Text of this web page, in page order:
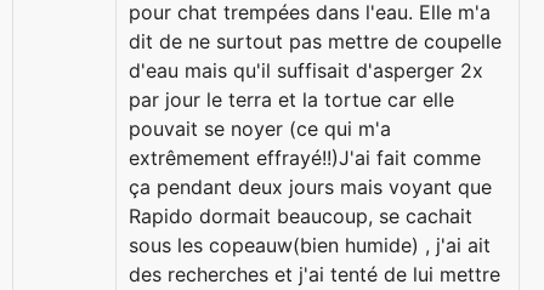
pour chat trempées dans l'eau. Elle m'a
dit de ne surtout pas mettre de coupelle
d'eau mais qu'il suffisait d'asperger 2x
par jour le terra et la tortue car elle
pouvait se noyer (ce qui m'a
extrêmement effrayé!!)J'ai fait comme
ça pendant deux jours mais voyant que
Rapido dormait beaucoup, se cachait
sous les copeauw(bien humide) , j'ai ait
des recherches et j'ai tenté de lui mettre